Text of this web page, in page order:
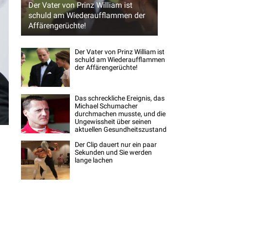
Der Vater von Prinz William ist
schuld am Wiederaufflammen der
Affärengerüchte!
Der Vater von Prinz William ist
schuld am Wiederaufflammen
der Affärengerüchte!
Das schreckliche Ereignis, das
Michael Schumacher
durchmachen musste, und die
Ungewissheit über seinen
aktuellen Gesundheitszustand
Der Clip dauert nur ein paar
Sekunden und Sie werden
lange lachen